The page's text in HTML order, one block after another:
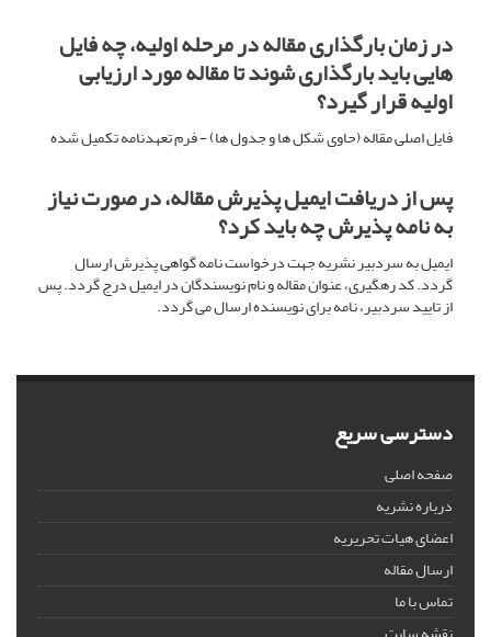
در زمان بارگذاری مقاله در مرحله اولیه، چه فایل
هایی باید بارگذاری شوند تا مقاله مورد ارزیابی
اولیه قرار گیرد؟
فایل اصلی مقاله (حاوی شکل ها و جدول ها) - فرم تعهدنامه تکمیل شده
پس از دریافت ایمیل پذیرش مقاله، در صورت نیاز
به نامه پذیرش چه باید کرد؟
ایمیل به سردبیر نشریه جهت درخواست نامه گواهی پذیرش ارسال
گردد. کد رهگیری، عنوان مقاله و نام نویسندگان در ایمیل درج گردد. پس
از تایید سردبیر، نامه برای نویسنده ارسال می گردد.
دسترسی سریع
صفحه اصلی
درباره نشریه
اعضای هیات تحریریه
ارسال مقاله
تماس با ما